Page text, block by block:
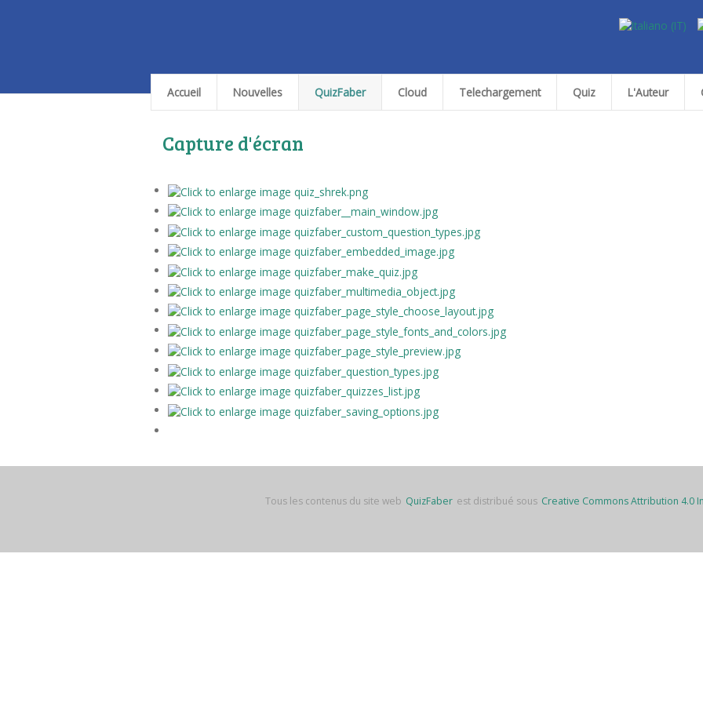
Accueil Nouvelles QuizFaber Cloud Telechargement Quiz L'Auteur
Capture d'écran
Tous les contenus du site web QuizFaber est distribué sous Creative Commons Attribution 4.0